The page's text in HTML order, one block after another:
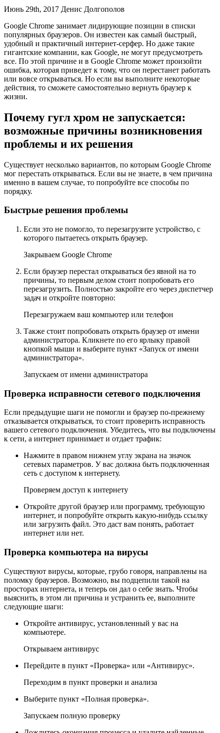
Июнь 29th, 2017 Денис Долгополов
Google Chrome занимает лидирующие позиции в списки
популярных браузеров. Он известен как самый быстрый,
удобный и практичный интернет-серфер. Но даже такие
гигантские компании, как Google, не могут предусмотреть
все. По этой причине и в Google Chrome может произойти
ошибка, которая приведет к тому, что он перестанет работать
или вовсе открываться. Но если вы выполните некоторые
действия, то сможете самостоятельно вернуть браузер к
жизни.
Почему гугл хром не запускается:
возможные причины возникновения
проблемы и их решения
Существует несколько вариантов, по которым Google Chrome
мог перестать открываться. Если вы не знаете, в чем причина
именно в вашем случае, то попробуйте все способы по
порядку.
Быстрые решения проблемы
Если это не помогло, то перезагрузите устройство, с
которого пытаетесь открыть браузер.
Закрываем Google Chrome
Если браузер перестал открываться без явной на то
причины, то первым делом стоит попробовать его
перезагрузить. Полностью закройте его через диспетчер
задач и откройте повторно:
Перезагружаем ваш компьютер или телефон
Также стоит попробовать открыть браузер от имени
администратора. Кликнете по его ярлыку правой
кнопкой мыши и выберите пункт «Запуск от имени
администратора».
Запускаем от имени администратора
Проверка исправности сетевого подключения
Если предыдущие шаги не помогли и браузер по-прежнему
отказывается открываться, то стоит проверить исправность
вашего сетевого подключения. Убедитесь, что вы подключены
к сети, а интернет принимает и отдает трафик:
Нажмите в правом нижнем углу экрана на значок
сетевых параметров. У вас должна быть подключенная
сеть с доступом к интернету.
Проверяем доступ к интернету
Откройте другой браузер или программу, требующую
интернет, и попробуйте открыть какую-нибудь ссылку
или загрузить файл. Это даст вам понять, работает
интернет или нет.
Проверка компьютера на вирусы
Существуют вирусы, которые, грубо говоря, направлены на
поломку браузеров. Возможно, вы подцепили такой на
просторах интернета, и теперь он дал о себе знать. Чтобы
выяснить, в этом ли причина и устранить ее, выполните
следующие шаги:
Откройте антивирус, установленный у вас на
компьютере.
Открываем антивирус
Перейдите в пункт «Проверка» или «Антивирус».
Переходим в пункт проверки и анализа
Выберите пункт «Полная проверка».
Запускаем полную проверку